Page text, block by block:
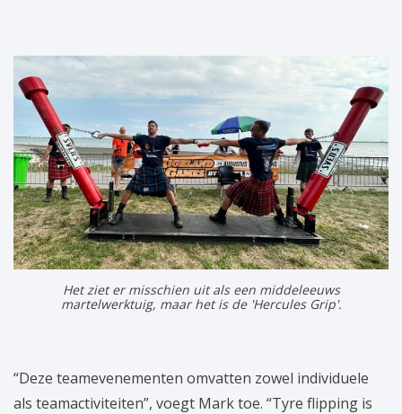
Het ziet er misschien uit als een middeleeuws
martelwerktuig, maar het is de 'Hercules Grip'.
“Deze teamevenementen omvatten zowel individuele
als teamactiviteiten”, voegt Mark toe. “Tyre flipping is